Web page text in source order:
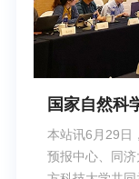
国家自然科
多圈层作用
本站讯6月29日
预报中心、同